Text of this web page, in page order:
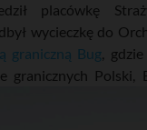
placówkę
wycieczkę do
graniczną Bug ,
granicznych Polski,